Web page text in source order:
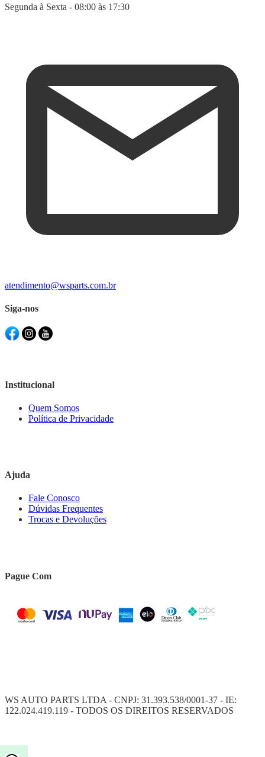
Segunda à Sexta - 08:00 às 17:30
atendimento@wsparts.com.br
Siga-nos
Institucional
Quem Somos
Política de Privacidade
Ajuda
Fale Conosco
Dúvidas Frequentes
Trocas e Devoluções
Pague Com
WS AUTO PARTS LTDA - CNPJ: 31.393.538/0001-37 - IE:
122.024.419.119 - TODOS OS DIREITOS RESERVADOS